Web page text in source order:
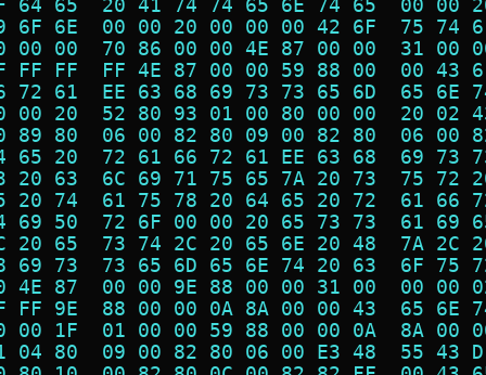
64 65  20 41 74 74 65 6E 74 65  00
6F 6E  00 00 20 00 00 00 42 6F  75
00 00  70 86 00 00 4E 87 00 00  31
FF FF  FF 4E 87 00 00 59 88 00  00
72 61  EE 63 68 69 73 73 65 6D  65
00 20  52 80 93 01 00 80 00 00  20
89 80  06 00 82 80 09 00 82 80  06
65 20  72 61 66 72 61 EE 63 68  69
20 63  6C 69 71 75 65 7A 20 73  75
20 74  61 75 78 20 64 65 20 72  61
69 50  72 6F 00 00 20 65 73 73  61
20 65  73 74 2C 20 65 6E 20 48  7A
69 73  73 65 6D 65 6E 74 20 63  6F
4E 87  00 00 9E 88 00 00 31 00  00
FF 9E  88 00 00 0A 8A 00 00 43  65
00 1F  01 00 00 59 88 00 00 0A  8A
04 80  09 00 82 80 06 00 E3 48  55